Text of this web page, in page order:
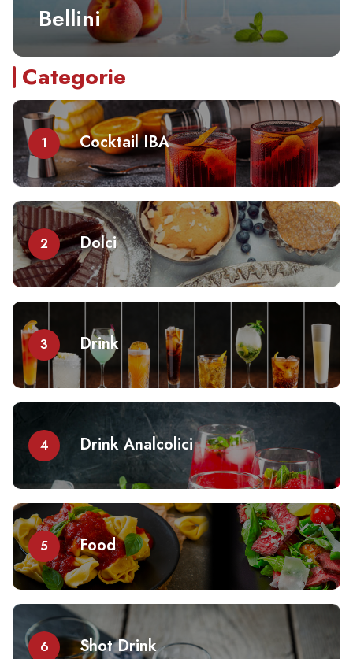
Bellini
Categorie
1 Cocktail IBA
2 Dolci
3 Drink
4 Drink Analcolici
5 Food
6 Shot Drink